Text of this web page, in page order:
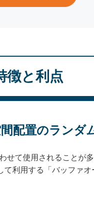
徴と利点
配置のランダ
せて使用されることが
て利用する「バッファ